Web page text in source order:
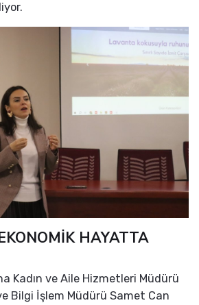
HAYATTA
Kadın ve Aile Hizmetleri Müdürü
Bilgi İşlem Müdürü Samet Can